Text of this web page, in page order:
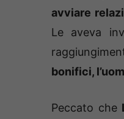
avviare
Le aveva
bonifici,
Peccato che